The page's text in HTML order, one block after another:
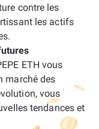
contre les
les actifs
ETH vous
marché des
vous
tendances et